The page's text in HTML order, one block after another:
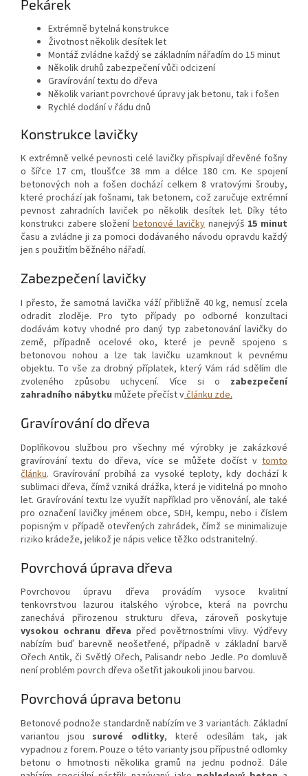
Pekárek
Extrémně bytelná konstrukce
Životnost několik desítek let
Montáž zvládne každý se základním nářadím do 15 minut
Několik druhů zabezpečení vůči odcizení
Gravírování textu do dřeva
Několik variant povrchové úpravy jak betonu, tak i fošen
Rychlé dodání v řádu dnů
Konstrukce lavičky
K extrémně velké pevnosti celé lavičky přispívají dřevěné fošny
o šířce 17 cm, tloušťce 38 mm a délce 180 cm. Ke spojení
betonových noh a fošen dochází celkem 8 vratovými šrouby,
které prochází jak fošnami, tak betonem, což zaručuje extrémní
pevnost zahradních laviček po několik desítek let. Díky této
konstrukci zabere složeníbetonové lavičkynanejvýš 15 minut
času a zvládne ji za pomoci dodávaného návodu opravdu každý
jen s použitím běžného nářadí.
Zabezpečení lavičky
I přesto, že samotná lavička váží přibližně 40 kg, nemusí zcela
odradit zloděje. Pro tyto případy po odborné konzultaci
dodávám kotvy vhodné pro daný typ zabetonování lavičky do
země, případně ocelové oko, které je pevně spojeno s
betonovou nohou a lze tak lavičku uzamknout k pevnému
objektu. To vše za drobný příplatek, který Vám rád sdělím dle
zvoleného způsobu uchycení. Více si o zabezpečení
zahradního nábytku můžete přečíst včlánku zde.
Gravírování do dřeva
Doplňkovou službou pro všechny mé výrobky je zakázkové
gravírování textu do dřeva, více se můžete dočíst v tomto
článku. Gravírování probíhá za vysoké teploty, kdy dochází k
sublimaci dřeva, čímž vzniká drážka, která je viditelná po mnoho
let. Gravírování textu lze využít například pro věnování, ale také
pro označení lavičky jménem obce, SDH, kempu, nebo i číslem
popisným v případě otevřených zahrádek, čímž se minimalizuje
riziko krádeže, jelikož je nápis velice těžko odstranitelný.
Povrchová úprava dřeva
Povrchovou úpravu dřeva provádím vysoce kvalitní
tenkovrstvou lazurou italského výrobce, která na povrchu
zanechává přirozenou strukturu dřeva, zároveň poskytuje
vysokou ochranu dřeva před povětrnostními vlivy. Výdřevy
nabízím buď barevně neošetřené, případně v základní barvě
Ořech Antik, či Světlý Ořech, Palisandr nebo Jedle. Po domluvě
není problém povrch dřeva ošetřit jakoukoli jinou barvou.
Povrchová úprava betonu
Betonové podnože standardně nabízím ve 3 variantách. Základní
variantou jsou surové odlitky, které odesílám tak, jak
vypadnou z forem. Pouze o této varianty jsou přípustné odlomky
betonu o hmotnosti několika gramů na jednu podnož. Dále